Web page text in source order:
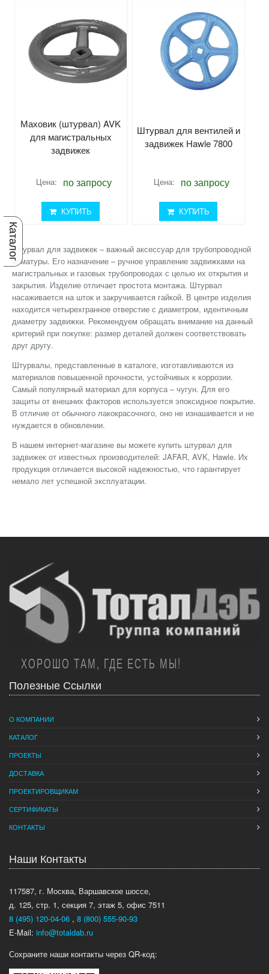
Каталог
Маховик (штурвал) AVK
для магистральных
задвижек
Цена: по запросу
КУПИТЬ
Штурвал для вентилей и
задвижек Hawle 7800
Цена: по запросу
КУПИТЬ
Штурвал для задвижек – важный аксессуар для трубопроводной
арматуры. Его назначение – ручное управление задвижками на
магистральных и газовых трубопроводах с целью их открытия и
закрытия. Изделие отличает простота монтажа. Штурвал
насаживается на шток и закручивается гайкой. В центре изделия
находится четырехгранное отверстие с диаметром, идентичным
диаметру задвижки. Рекомендуем обращать внимание на данный
критерий при покупке: размер деталей должен соответствовать
друг другу.
Штурвалы, представленные в каталоге, изготавливаются из
материалов повышенной прочности, устойчивых к коррозии.
Самый популярный материал для корпуса – чугун. Для его
защиты от внешних факторов используется эпоксидное покрытие.
В отличие от обычного лакокрасочного, оно не изнашивается и не
нуждается в обновлении.
В нашем интернет-магазине вы можете купить штурвал для
задвижек от известных производителей: JAFAR, AVK, Hawle. Их
продукция отличается высокой надежностью, что гарантирует
немало лет успешной эксплуатации.
ХОРОШО ТАМ, ГДЕ ЕСТЬ МЫ!
Полезные Ссылки
О КОМПАНИИ
КАТАЛОГ
ПРОЕКТЫ
ДОСТАВКА
ПРОЕКТИРОВЩИКАМ
СЕРТИФИКАТЫ
КОНТАКТЫ
Наши Контакты
117587, г. Москва, Варшавское шоссе,
д. 125, стр. 1, секция 7, этаж 5, офис 7511
8 (495) 120-04-06 , 8 (800) 555-90-93
E-Mail: info@totaldab.ru
Сохраните наши контакты через QR-код: